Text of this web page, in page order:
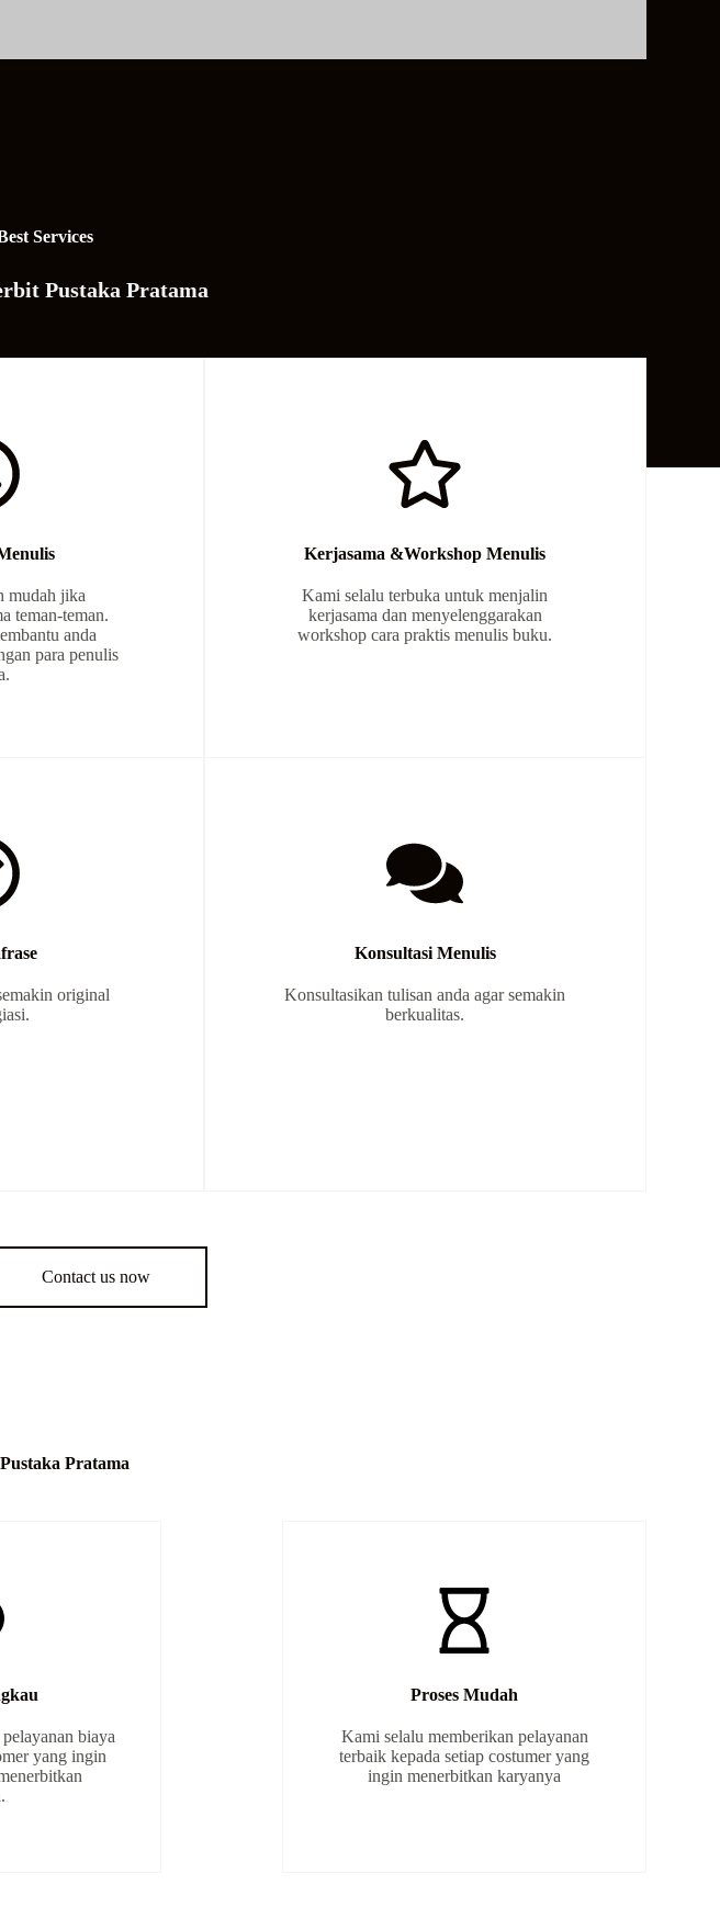
Services
Pustaka Pratama
mudah jika
teman-teman.
anda
para penulis
Kerjasama &Workshop Menulis
Kami selalu terbuka untuk menjalin
kerjasama dan menyelenggarakan
workshop cara praktis menulis buku.
original
Konsultasi Menulis
Konsultasikan tulisan anda agar semakin
berkualitas.
Contact us now
Pratama
biaya
yang ingin
Proses Mudah
Kami selalu memberikan pelayanan
terbaik kepada setiap costumer yang
ingin menerbitkan karyanya